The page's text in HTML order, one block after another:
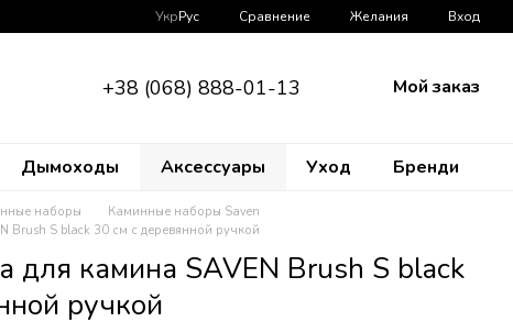
УкрРус Сравнение Желания Вход
+38 (068) 888-01-13 Мой заказ
Дымоходы Аксессуары Уход Бренди
наборы
Каминные наборы Saven
Brush S black 30 см с деревянной ручкой
для камина SAVEN Brush S black
ручкой